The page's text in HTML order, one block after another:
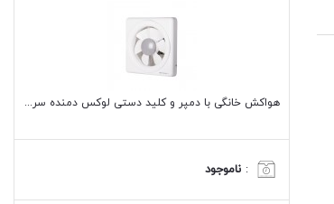
هواکش خانگی با دمپر و کلید دستی لوکس دمنده سری VSL مدل 20C4S
: ناموجود